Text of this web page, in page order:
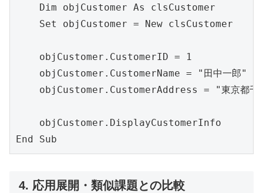
    Dim objCustomer As clsCustomer
    Set objCustomer = New clsCustomer
    objCustomer.CustomerID = 1
    objCustomer.CustomerName = "田中一郎"
objCustomer.CustomerAddress = "東京都千
    objCustomer.DisplayCustomerInfo
4. 応用展開・類似課題との比較